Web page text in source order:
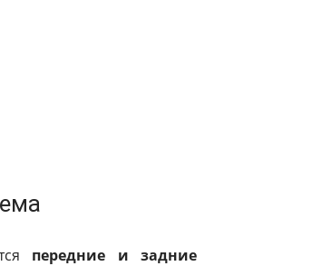
передние и задние